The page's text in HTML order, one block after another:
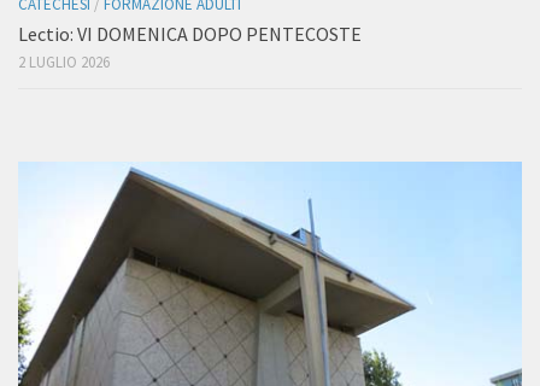
CATECHESI / FORMAZIONE ADULTI
Lectio: VI DOMENICA DOPO PENTECOSTE
2 LUGLIO 2026